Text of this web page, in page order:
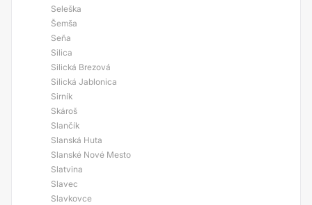
Seleška
Šemša
Seňa
Silica
Silická Brezová
Silická Jablonica
Sirník
Skároš
Slančík
Slanská Huta
Slanské Nové Mesto
Slatvina
Slavec
Slavkovce